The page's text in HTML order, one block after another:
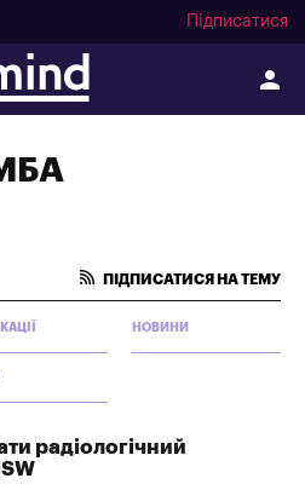
Підписатися
ПІДПИСАТИСЯ НА ТЕМУ
НОВИНИ
радіологічний